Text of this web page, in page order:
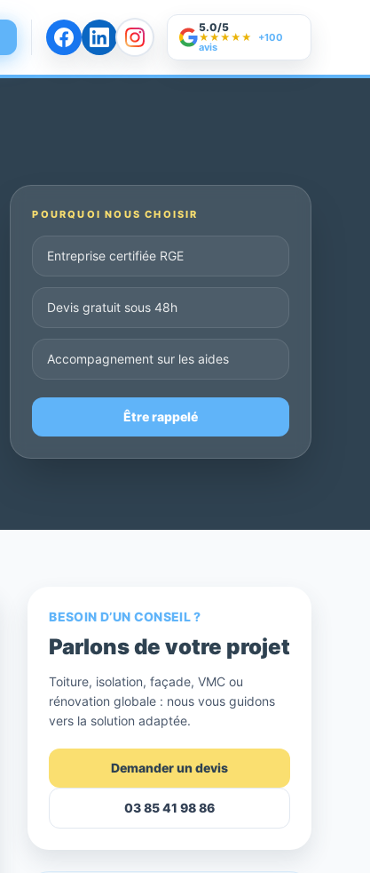
5.0/5
★★★★★ +100
avis
POURQUOI NOUS CHOISIR
Entreprise certifiée RGE
Devis gratuit sous 48h
Accompagnement sur les aides
Être rappelé
BESOIN D’UN CONSEIL ?
Parlons de votre projet
Toiture, isolation, façade, VMC ou
rénovation globale : nous vous guidons
vers la solution adaptée.
Demander un devis
03 85 41 98 86